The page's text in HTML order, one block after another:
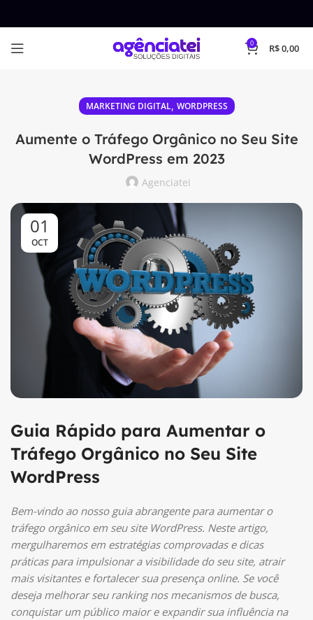
0 R$0,00
MARKETING DIGITAL, WORDPRESS
Aumente o Tráfego Orgânico no Seu Site
WordPress em 2023
Agenciatei
01
OCT
Guia Rápido para Aumentar o
Tráfego Orgânico no Seu Site
WordPress
Bem-vindo ao nosso guia abrangente para aumentar o
tráfego orgânico em seu site WordPress. Neste artigo,
mergulharemos em estratégias comprovadas e dicas
práticas para impulsionar a visibilidade do seu site, atrair
mais visitantes e fortalecer sua presença online. Se você
deseja melhorar seu ranking nos mecanismos de busca,
conquistar um público maior e expandir sua influência na